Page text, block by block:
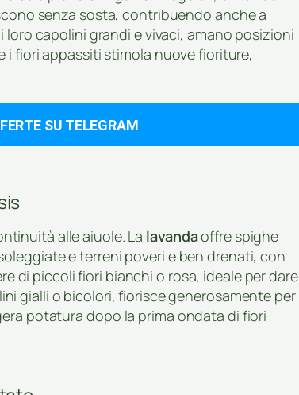
senza sosta, contribuendo anche a
loro capolini grandi e vivaci, amano posizioni
i fiori appassiti stimola nuove fioriture,
SU TELEGRAM
alle aiuole. La lavandaoffre spighe
e terreni poveri e ben drenati, con
di piccoli fiori bianchi o rosa, ideale per dare
gialli o bicolori, fiorisce generosamente per
potatura dopo la prima ondata di fiori